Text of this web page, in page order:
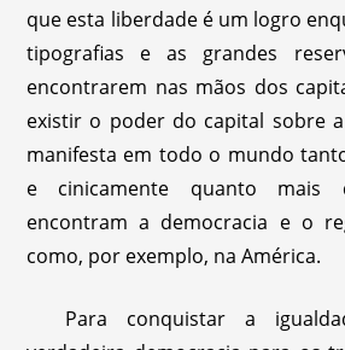
que esta liberdade é um logro
tipografias e as grandes
encontrarem nas mãos dos
existir o poder do capital sobre
manifesta em todo o mundo
e cinicamente quanto mais
encontram a democracia e o
como, por exemplo, na América.
Para conquistar a